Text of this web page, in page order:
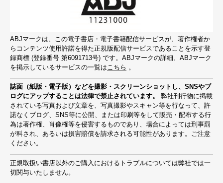
ABJマークは、この電子書店・電子書籍配信サービスが、著作権者か
らコンテンツ使用許諾を得た正規版配信サービスであることを示す登
録商標 (登録番号 第6091713号) です。ABJマークの詳細、ABJマーク
を掲示しているサービスの一覧は こちら 。
誌面（紙版・電子版）などを撮影・スクリーンショットし、SNSやブ
ログにアップすることは法律で禁止されています。
弊社刊行物に掲載
されている写真および文章を、写真撮影やスキャン等を行なって、許
諾なくブログ、SNS等に公開、または印刷等をして販売・配布する行
為は著作権、肖像権等を侵害するものであり、場合によっては刑事罰
が科され、あるいは損害賠償を請求される可能性があります。ご注意
ください。
正規取扱い書店以外のご購入におけるトラブルについては弊社では一
切関与いたしません。